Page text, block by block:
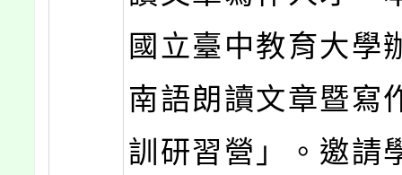
國立臺中教育大學
南語朗讀文章暨寫
訓研習營」。邀請